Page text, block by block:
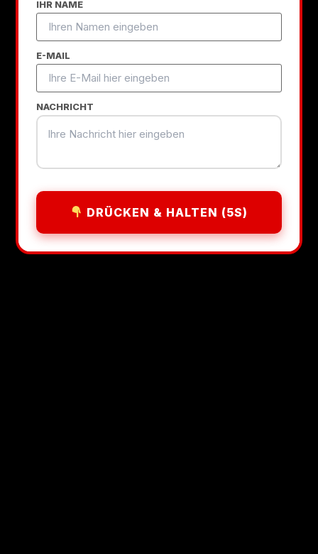
IHR NAME
E-MAIL
NACHRICHT
DRÜCKEN & HALTEN (5S)